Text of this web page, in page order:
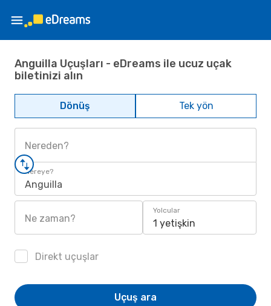
Anguilla Uçuşları - eDreams ile ucuz uçak
biletinizi alın
Dönüş Tek yön
Nereden?
Nereye?
Anguilla
Ne zaman?
Yolcular
1 yetişkin
Direkt uçuşlar
Uçuş ara